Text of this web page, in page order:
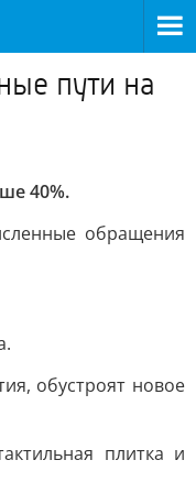
пути на
40%.
обращения
обустроят новое
плитка и